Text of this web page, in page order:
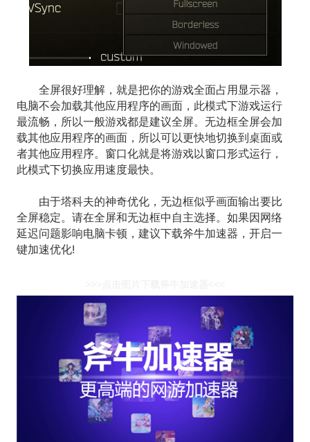
全屏很好理解，就是把你的游戏全面占用显示器，
电脑不会加载其他应用程序的画面，此模式下游戏运行
最流畅，所以一般游戏都是建议全屏。无边框全屏会加
载其他应用程序的画面，所以可以更快地切换到桌面或
者其他应用程序。窗口化就是将游戏以窗口形式运行，
此模式下切换应用速度最快。
由于塔科夫的神奇优化，无边框似乎画面输出要比
全屏稳定。请在全屏和无边框中自主选择。如果因网络
延迟问题影响电脑卡顿，建议下载斧牛加速器，开启一
键加速优化!